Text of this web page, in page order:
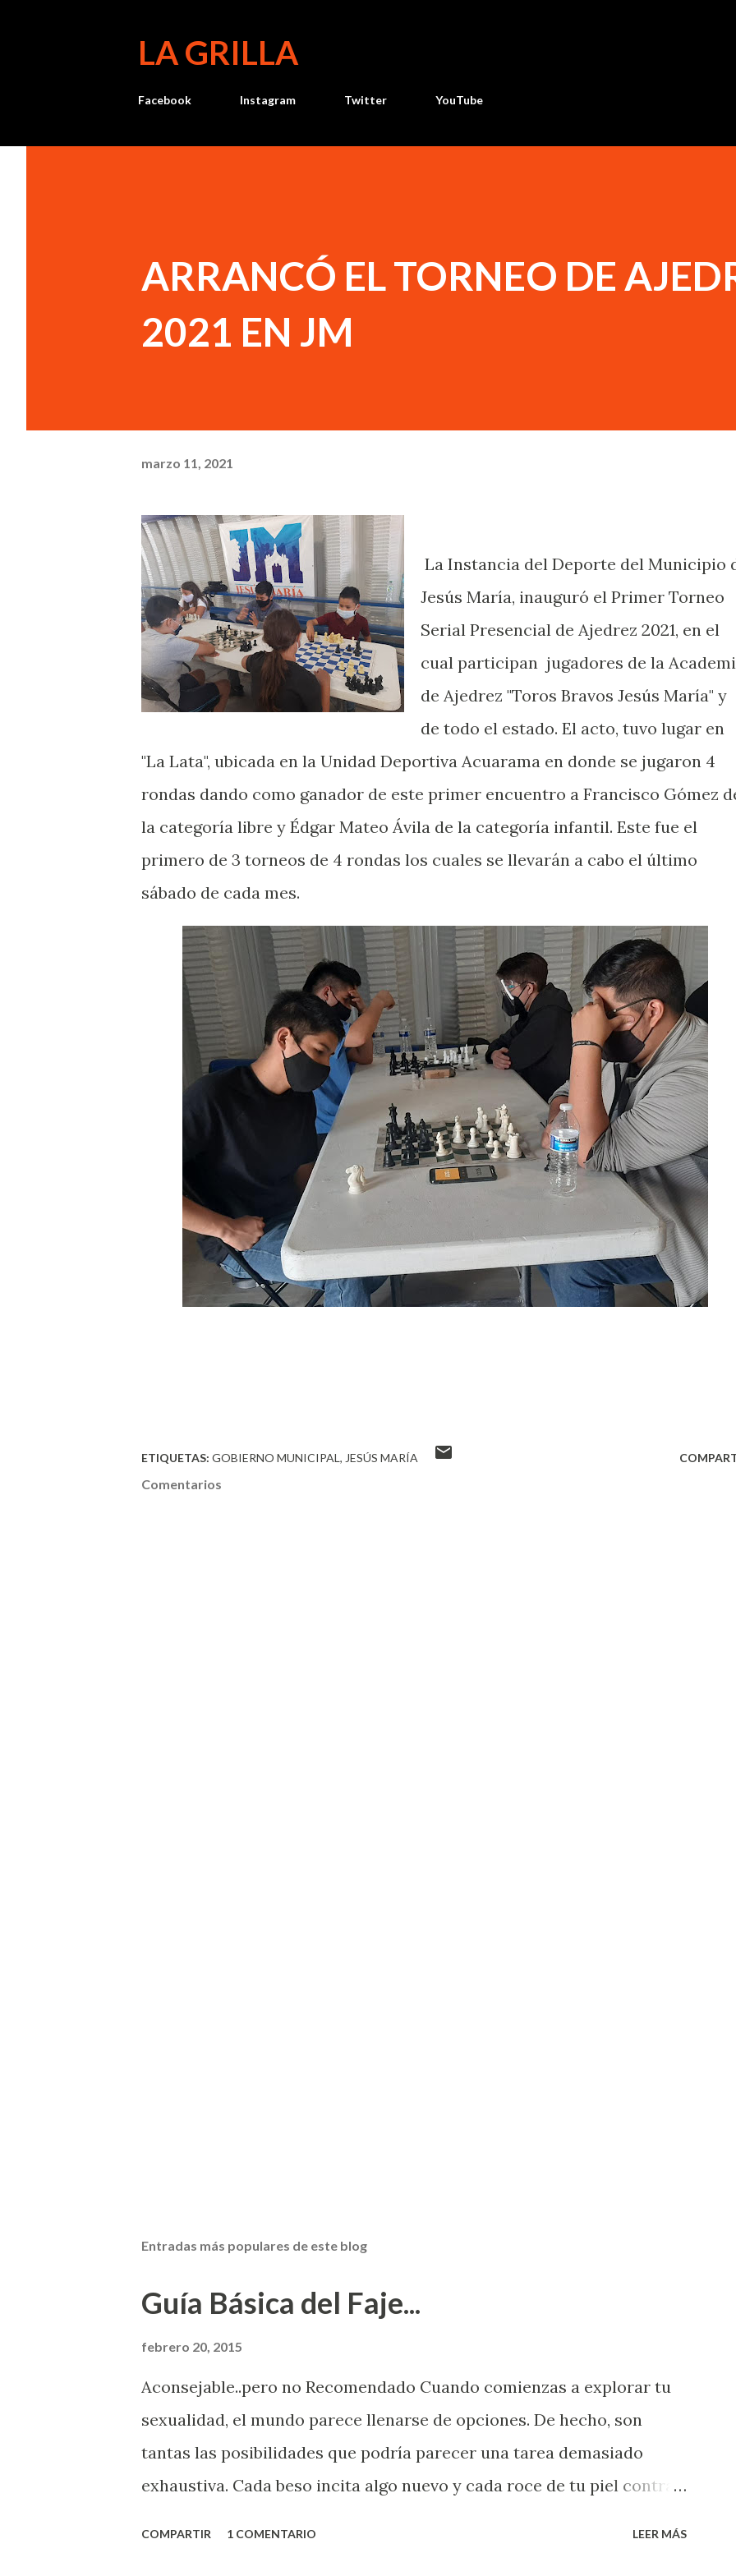
LA GRILLA
Facebook Instagram Twitter YouTube
ARRANCÓ EL TORNEO DE
2021 EN JM
marzo 11, 2021
La Instancia del Deporte del Municipio
Jesús María, inauguró el Primer Torneo
Serial Presencial de Ajedrez 2021, en el
cual participan jugadores de la
de Ajedrez "Toros Bravos Jesús María" y
de todo el estado. El acto, tuvo lugar en
"La Lata", ubicada en la Unidad Deportiva Acuarama en donde se jugaron 4
rondas dando como ganador de este primer encuentro a Francisco Gómez
la categoría libre y Édgar Mateo Ávila de la categoría infantil. Este fue el
primero de 3 torneos de 4 rondas los cuales se llevarán a cabo el último
sábado de cada mes.
ETIQUETAS: GOBIERNO MUNICIPAL JESÚS MARÍA
Comentarios
Entradas más populares de este blog
Guía Básica del Faje...
febrero 20, 2015
Aconsejable..pero no Recomendado Cuando comienzas a explorar tu
sexualidad, el mundo parece llenarse de opciones. De hecho, son
tantas las posibilidades que podría parecer una tarea demasiado
exhaustiva. Cada beso incita algo nuevo y cada roce de tu piel contra
COMPARTIR 1 COMENTARIO LEER MÁS